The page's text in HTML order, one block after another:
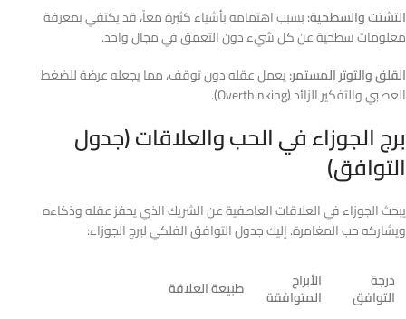
التشتت والسطحية:بسبب اهتمامه بأشياء كثيرة معاً، قد يكتفي بمعرفة
معلومات سطحية عن كل شيء دون التعمق في مجال واحد.
القلق والتوتر المستمر:يعمل عقله دون توقف، مما يجعله عرضة للضغط
العصبي والتفكير الزائد (Overthinking).
برج الجوزاء في الحب والعلاقات (جدول
التوافق)
يبحث الجوزاء في العلاقات العاطفية عن الشريك الذي يحفز عقله وذكاءه
ويشاركه حب المغامرة. إليك جدول التوافق الفلكي لبرج الجوزاء:
درجة
التوافق
الأبراج
المتوافقة طبيعة العلاقة